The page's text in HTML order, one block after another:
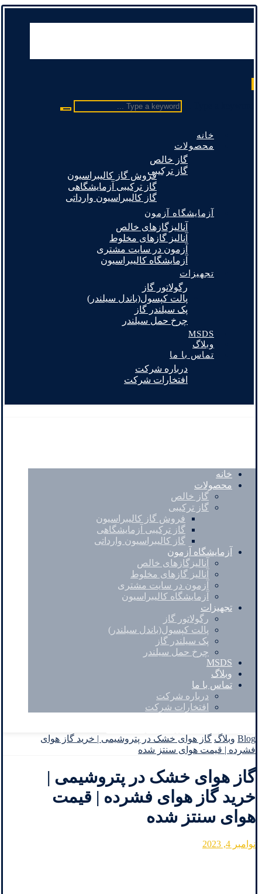
خانه
محصولات
گاز خالص
گاز ترکیبیفروش گاز کالیبراسیون
گاز ترکیبی آزمایشگاهی
گاز کالیبراسیون وارداتی
آزمایشگاه آزمون
آنالیزگازهای خالص
آنالیز گازهای مخلوط
آزمون در سایت مشتری
آزمایشگاه کالیبراسیون
تجهیزات
رگولاتور گاز
پالت کپسول(باندل سیلندر)
پک سیلندر گاز
چرخ حمل سیلندر
MSDS
وبلاگ
تماس با ما
درباره شرکت
افتخارات شرکت
خانه
محصولات
گاز خالص
گاز ترکیبی
فروش گاز کالیبراسیون
گاز ترکیبی آزمایشگاهی
گاز کالیبراسیون وارداتی
آزمایشگاه آزمون
آنالیزگازهای خالص
آنالیز گازهای مخلوط
آزمون در سایت مشتری
آزمایشگاه کالیبراسیون
تجهیزات
رگولاتور گاز
پالت کپسول(باندل سیلندر)
پک سیلندر گاز
چرخ حمل سیلندر
MSDS
وبلاگ
تماس با ما
درباره شرکت
افتخارات شرکت
Blog وبلاگ گاز هوای خشک در پتروشیمی | خرید گاز هوای
فشرده | قیمت هوای سنتز شده
گاز هوای خشک در پتروشیمی |
خرید گاز هوای فشرده | قیمت
هوای سنتز شده
نوامبر 4, 2023